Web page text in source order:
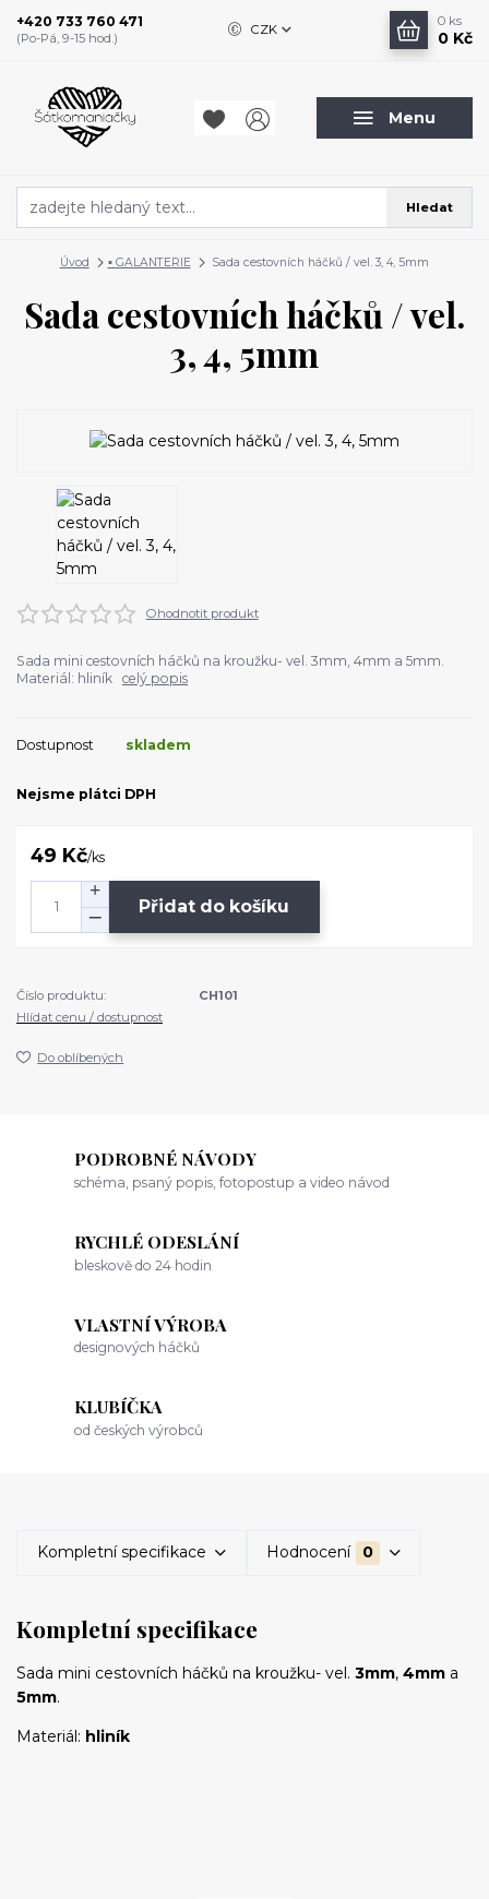
Menu
CZK
Hledat
+420 733 760 471
(Po-Pá, 9-15 hod.)
0 ks
0 Kč
Úvod ▪️ GALANTERIE Sada cestovních háčků / vel. 3, 4, 5mm
Sada cestovních háčků / vel.
3, 4, 5mm
Ohodnotit produkt
Sada mini cestovních háčků na kroužku- vel. 3mm, 4mm a 5mm.
Materiál: hliník celý popis
Dostupnost skladem
Nejsme plátci DPH
49 Kč/ks
Přidat do košíku
Číslo produktu:
CH101
Hlídat cenu / dostupnost
Do oblíbených
PODROBNÉ NÁVODY
schéma, psaný popis, fotopostup a video návod
RYCHLÉ ODESLÁNÍ
bleskově do 24 hodin
VLASTNÍ VÝROBA
designových háčků
KLUBÍČKA
od českých výrobců
Kompletní specifikace Hodnocení 0
Kompletní specifikace
Sada mini cestovních háčků na kroužku- vel. 3mm, 4mm a
5mm.
Materiál: hliník